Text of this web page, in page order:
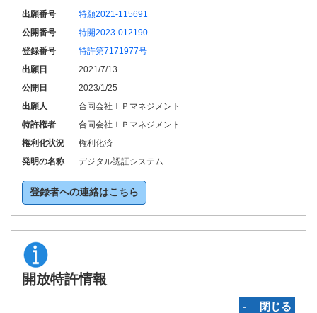
出願番号
特願2021-115691
公開番号
特開2023-012190
登録番号
特許第7171977号
出願日
2021/7/13
公開日
2023/1/25
出願人
合同会社ＩＰマネジメント
特許権者
合同会社ＩＰマネジメント
権利化状況
権利化済
発明の名称
デジタル認証システム
登録者への連絡はこちら
開放特許情報
‐ 閉じる